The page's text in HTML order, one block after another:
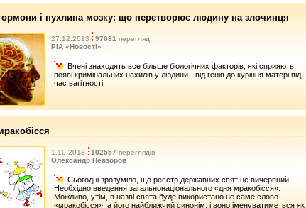
і пухлина мозку: що перетворює людину на злочинця
27.12.2013 97081 перегляд
РІА «Новості»
Вчені знаходять все більше біологічних факторів, які сприяють
появі кримінальних нахилів у людини - від генів до куріння матері під
час вагітності.
1.10.2013 102557 переглядів
Олександр Невзоров
Сьогодні зрозуміло, що реєстр державних свят не вичерпний.
Необхідно введення загальнонаціонального «дня мракобісся».
Можливо, утім, в назві свята буде використано не саме слово
«мракобісся», а його найближчий синонім, і воно іменуватиметься як